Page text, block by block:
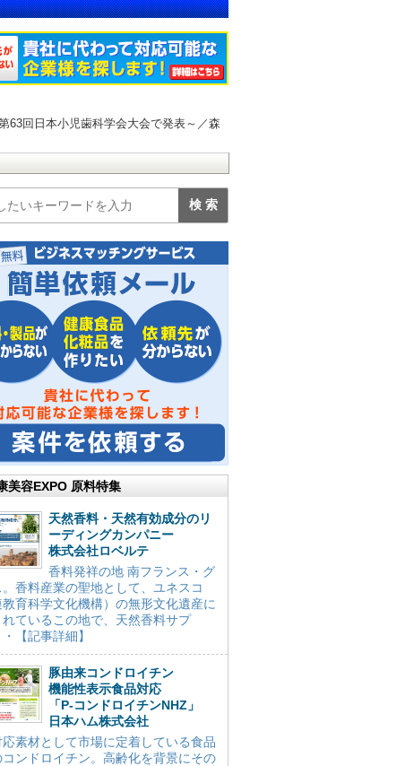
63回日本小児歯科学会大会で発表～／森
美容EXPO 原料特集
天然香料・天然有効成分のリ
ーディングカンパニー
株式会社ロベルテ
香料発祥の地 南フランス・グ
。香料産業の聖地として、ユネスコ
教育科学文化機構）の無形文化遺産に
ているこの地で、天然香料サプ
【記事詳細】
豚由来コンドロイチン
機能性表示食品対応
「P-コンドロイチンNHZ」
日本ハム株式会社
応素材として市場に定着している食品
コンドロイチン。高齢化を背景にその